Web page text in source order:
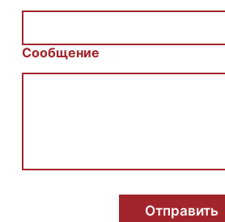
С
е
Сообщение
Отправить